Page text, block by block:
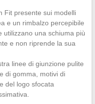
Fit presente sui modelli
e un rimbalzo percepibile
utilizzano una schiuma più
e non riprende la sua
linee di giunzione pulite
di gomma, motivi di
del logo sfocata